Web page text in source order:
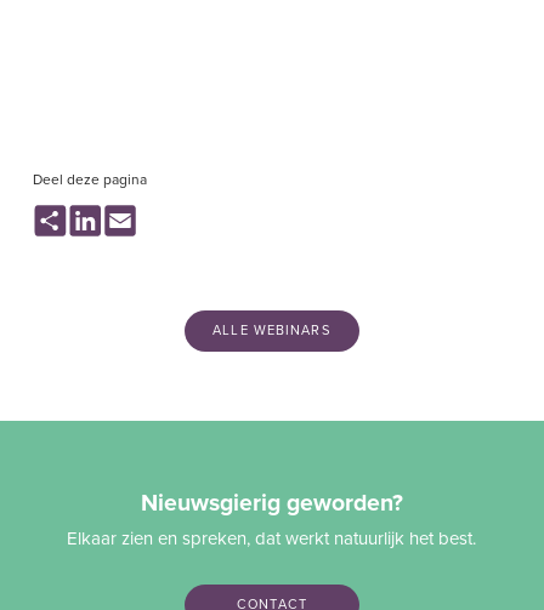
Deel deze pagina
ShareLinkedInEmail
ALLE WEBINARS
Nieuwsgierig geworden?
Elkaar zien en spreken, dat werkt natuurlijk het best.
CONTACT